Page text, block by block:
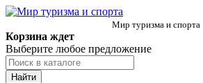
Мир туризма и спорта
Корзина ждет
Выберите любое предложение
Найти